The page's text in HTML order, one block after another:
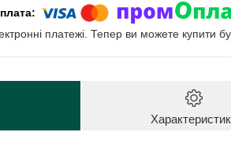
платежі. Тепер ви можете купити